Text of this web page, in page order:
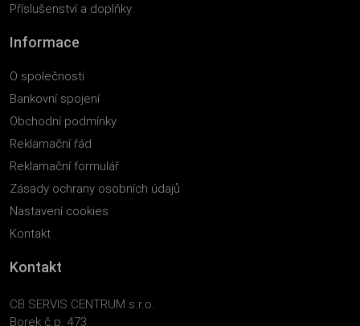
Příslušenství a doplňky
Informace
O společnosti
Bankovní spojení
Obchodní podmínky
Reklamační řád
Reklamační formulář
Zásady ochrany osobních údajů
Nastavení cookies
Kontakt
Kontakt
CB SERVIS CENTRUM s.r.o.
Borek č.p. 473